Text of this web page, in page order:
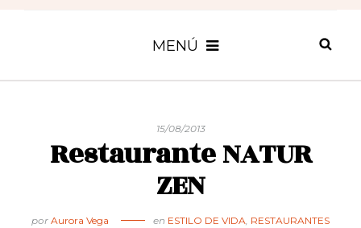
MENÚ
15/08/2013
Restaurante NATUR
ZEN
por Aurora Vega en ESTILO DE VIDA, RESTAURANTES